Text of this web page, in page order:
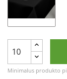
Minimalus produkto